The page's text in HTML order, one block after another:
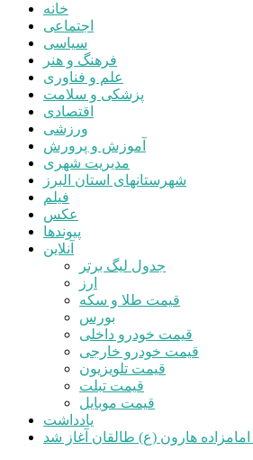
خانه
اجتماعی
سیاسی
فرهنگ و هنر
علم و فناوری
پزشکی و سلامت
اقتصادی
ورزشی
آموزش و پرورش
مدیریت شهری
شهرستانهای استان البرز
فیلم
عکس
پیوندها
آنلاین
جدول لیگ برتر
ارز
قیمت طلا و سکه
بورس
قیمت خودرو داخلی
قیمت خودرو خارجی
قیمت تلویزیون
قیمت تبلت
قیمت موبایل
یادداشت
هارون (ع) طالقان آغاز شد